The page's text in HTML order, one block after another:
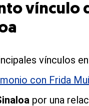
vínculo
vínculos
con Frida
por una